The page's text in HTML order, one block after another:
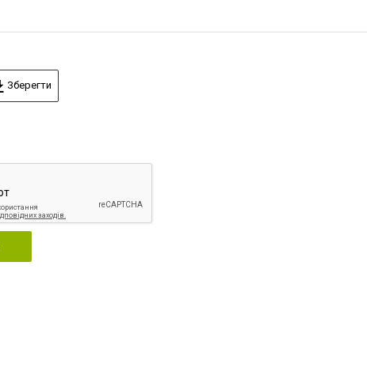
Зберегти